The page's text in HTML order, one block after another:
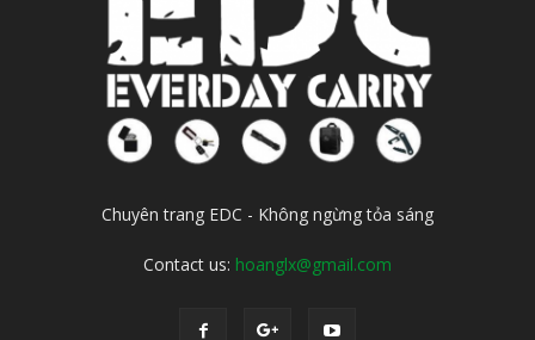
Chuyên trang EDC - Không ngừng tỏa sáng
Contact us: hoanglx@gmail.com